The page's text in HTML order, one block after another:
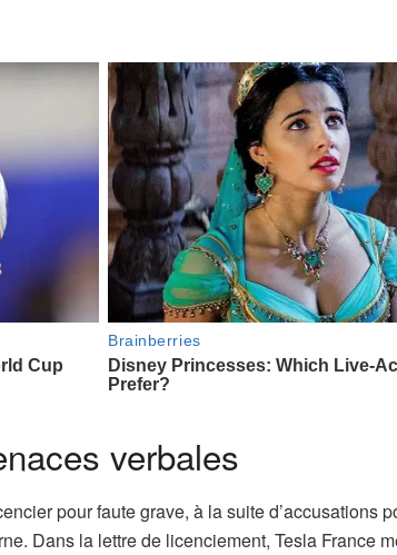
verbales
pour faute grave, à la suite d’accusations
Dans la lettre de licenciement, Tesla France